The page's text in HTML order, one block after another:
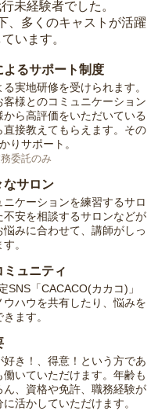
未経験者でした。
、多くのキャストが活躍
います。
よるサポート制度
実地研修を受けられます。
客様とのコミュニケーション
から高評価をいただいている
接教えてもらえます。その
りサポート。
委託のみ
なサロン
ケーションを練習するサロ
不安を相談するサロンなどが
みに合わせて、講師がしっ
。
ュニティ
SNS「CACACO(カカコ)」
ウハウを共有したり、悩みを
ます。
好き！、得意！という方であ
いていただけます。年齢も
、資格や免許、職務経験が
活かしていただけます。